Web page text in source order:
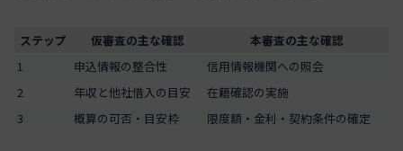
ステップ 仮審査の主な確認
本審査の主な確認
1
申込情報の整合性
信用情報機関への照会
2
年収と他社借入の目安
在籍確認の実施
3
概算の可否・目安枠 限度額・金利・契約条件の確定